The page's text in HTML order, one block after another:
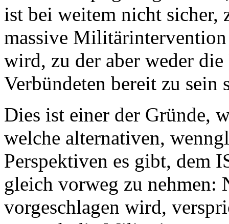
ist bei weitem nicht sicher,
massive
wird, zu der aber weder
Verbündeten bereit zu sein
Dies ist einer der Gründe,
welche alternativen,
Perspektiven es gibt, dem
gleich vorweg zu nehmen:
vorgeschlagen wird,